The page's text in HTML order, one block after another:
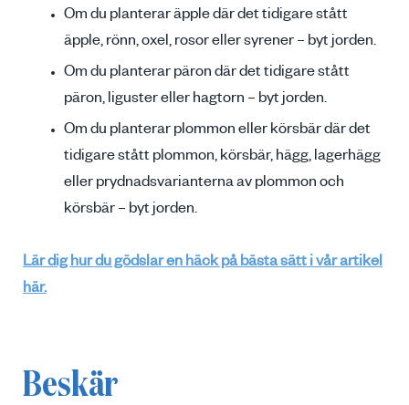
Om du planterar äpple där det tidigare stått
äpple, rönn, oxel, rosor eller syrener – byt jorden.
Om du planterar päron där det tidigare stått
päron, liguster eller hagtorn – byt jorden.
Om du planterar plommon eller körsbär där det
tidigare stått plommon, körsbär, hägg, lagerhägg
eller prydnadsvarianterna av plommon och
körsbär – byt jorden.
Lär dig hur du gödslar en häck på bästa sätt i vår artikel
här.
Beskär